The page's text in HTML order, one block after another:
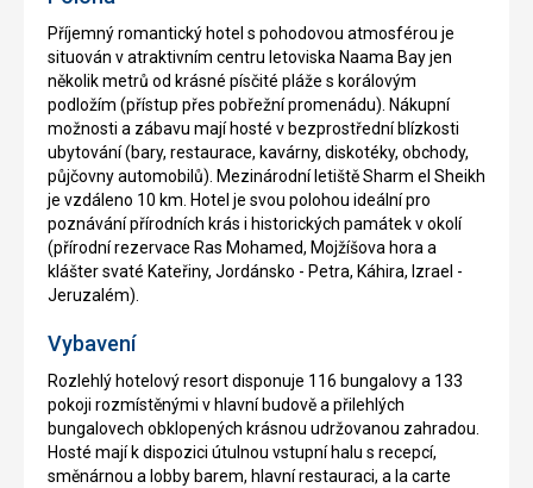
Příjemný romantický hotel s pohodovou atmosférou je
situován v atraktivním centru letoviska Naama Bay jen
několik metrů od krásné písčité pláže s korálovým
podložím (přístup přes pobřežní promenádu). Nákupní
možnosti a zábavu mají hosté v bezprostřední blízkosti
ubytování (bary, restaurace, kavárny, diskotéky, obchody,
půjčovny automobilů). Mezinárodní letiště Sharm el Sheikh
je vzdáleno 10 km. Hotel je svou polohou ideální pro
poznávání přírodních krás i historických památek v okolí
(přírodní rezervace Ras Mohamed, Mojžíšova hora a
klášter svaté Kateřiny, Jordánsko - Petra, Káhira, Izrael -
Jeruzalém).
Vybavení
Rozlehlý hotelový resort disponuje 116 bungalovy a 133
pokoji rozmístěnými v hlavní budově a přilehlých
bungalovech obklopených krásnou udržovanou zahradou.
Hosté mají k dispozici útulnou vstupní halu s recepcí,
směnárnou a lobby barem, hlavní restauraci, a la carte